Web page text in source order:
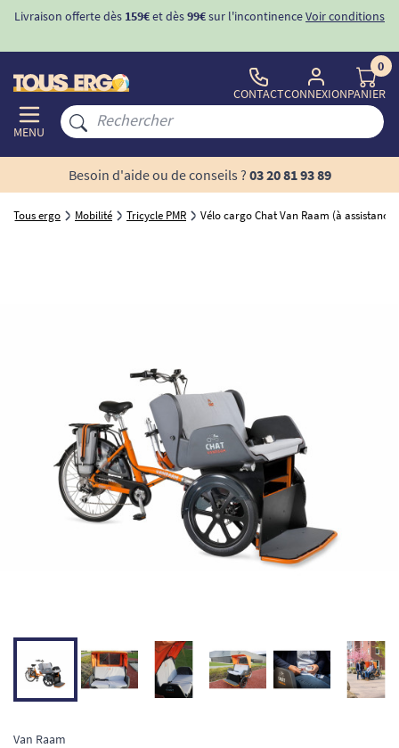
-10%avec le code "BIENVENUE" pourla 1ère commande
MENU
CONTACTCONNEXION
0
PANIER
Besoin d'aide ou de conseils ? 03 20 81 93 89
Tous ergo Mobilité Tricycle PMR Vélo cargo Chat Van Raam (à assistance
Van Raam